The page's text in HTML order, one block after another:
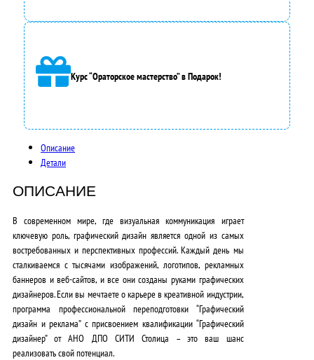
а
3
5
0
0
0
₽
.
Курс “Ораторское мастерство” в Подарок!
Описание
Детали
ОПИСАНИЕ
В современном мире, где визуальная коммуникация играет
ключевую роль, графический дизайн является одной из самых
востребованных и перспективных профессий. Каждый день мы
сталкиваемся с тысячами изображений, логотипов, рекламных
баннеров и веб-сайтов, и все они созданы руками графических
дизайнеров. Если вы мечтаете о карьере в креативной индустрии,
программа профессиональной переподготовки “Графический
дизайн и реклама” с присвоением квалификации “Графический
дизайнер” от АНО ДПО СИТИ Столица – это ваш шанс
реализовать свой потенциал.